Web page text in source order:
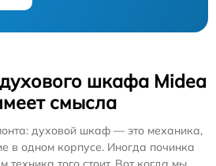
шкафа Midea
смысла
духовой шкаф — это механика,
в одном корпусе. Иногда починка